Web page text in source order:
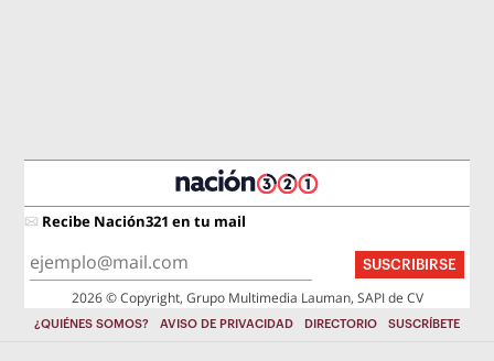
Recibe Nación321 en tu mail
SUSCRIBIRSE
2026 © Copyright, Grupo Multimedia Lauman, SAPI de CV
¿QUIÉNES SOMOS? AVISO DE PRIVACIDAD DIRECTORIO SUSCRÍBETE